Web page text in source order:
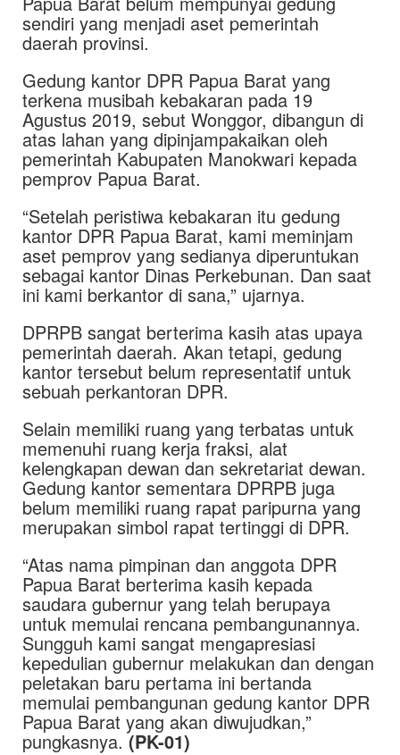
sendiri yang menjadi aset pemerintah
daerah provinsi.
Gedung kantor DPR Papua Barat yang
terkena musibah kebakaran pada 19
Agustus 2019, sebut Wonggor, dibangun di
atas lahan yang dipinjampakaikan oleh
pemerintah Kabupaten Manokwari kepada
pemprov Papua Barat.
“Setelah peristiwa kebakaran itu gedung
kantor DPR Papua Barat, kami meminjam
aset pemprov yang sedianya diperuntukan
sebagai kantor Dinas Perkebunan. Dan saat
ini kami berkantor di sana,” ujarnya.
DPRPB sangat berterima kasih atas upaya
pemerintah daerah. Akan tetapi, gedung
kantor tersebut belum representatif untuk
sebuah perkantoran DPR.
Selain memiliki ruang yang terbatas untuk
memenuhi ruang kerja fraksi, alat
kelengkapan dewan dan sekretariat dewan.
Gedung kantor sementara DPRPB juga
belum memiliki ruang rapat paripurna yang
merupakan simbol rapat tertinggi di DPR.
“Atas nama pimpinan dan anggota DPR
Papua Barat berterima kasih kepada
saudara gubernur yang telah berupaya
untuk memulai rencana pembangunannya.
Sungguh kami sangat mengapresiasi
kepedulian gubernur melakukan dan dengan
peletakan baru pertama ini bertanda
memulai pembangunan gedung kantor DPR
Papua Barat yang akan diwujudkan,”
pungkasnya.(PK-01)